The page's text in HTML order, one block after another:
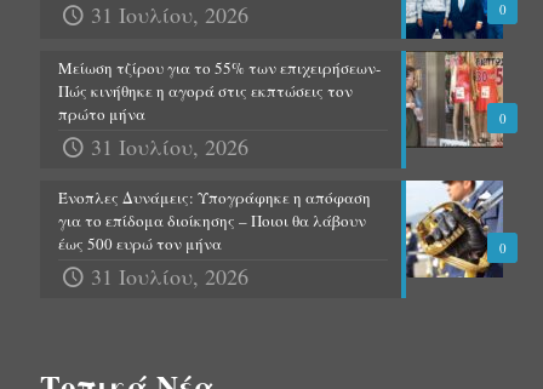
0
31 Ιουλίου, 2026
0
Μείωση τζίρου για το 55% των επιχειρήσεων-
Πώς κινήθηκε η αγορά στις εκπτώσεις τον
πρώτο μήνα
31 Ιουλίου, 2026
0
Ένοπλες Δυνάμεις: Υπογράφηκε η απόφαση
για το επίδομα διοίκησης – Ποιοι θα λάβουν
έως 500 ευρώ τον μήνα
31 Ιουλίου, 2026